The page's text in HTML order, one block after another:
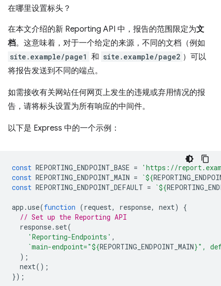
在哪里设置标头？
在本文介绍的新 Reporting API 中，报告的范围限定为文
档。这意味着，对于一个给定的来源，不同的文档（例如
site.example/page1 和 site.example/page2 ）可以
将报告发送到不同的端点。
如需接收有关网站任何网页上发生的违规或弃用情况的报
告，请将标头设置为所有响应的中间件。
以下是 Express 中的一个示例：
const REPORTING_ENDPOINT_BASE =
'https://
const REPORTING_ENDPOINT_MAIN = `${
const REPORTING_ENDPOINT_DEFAULT = `${
app .use(function (request, response, next)
{
// Set up the Reporting API
response. set(
'Reporting-Endpoints' ,
`main-endpoint="${REPORTING_ENDPOINT_MAIN}",
);
next();
});